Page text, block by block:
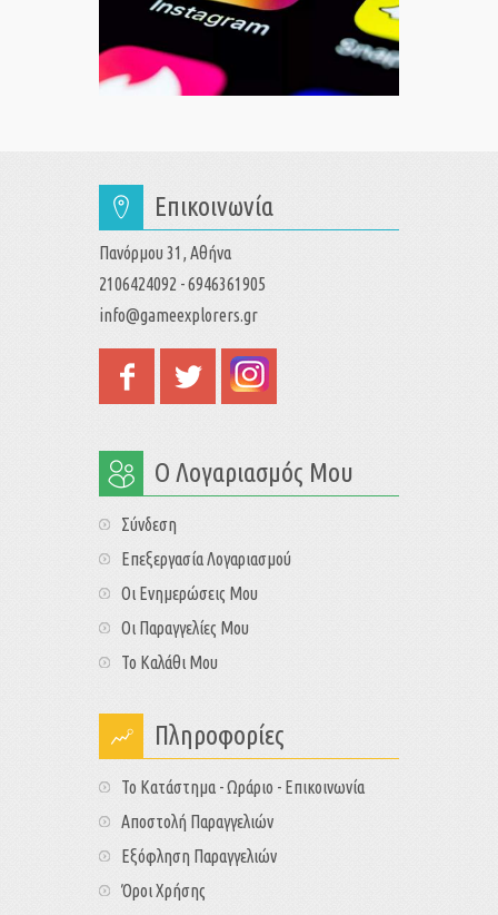
Επικοινωνία
Πανόρμου 31, Αθήνα
2106424092 - 6946361905
info@gameexplorers.gr
Ο Λογαριασμός Μου
Σύνδεση
Επεξεργασία Λογαριασμού
Οι Ενημερώσεις Μου
Οι Παραγγελίες Μου
Το Καλάθι Μου
Πληροφορίες
Το Κατάστημα - Ωράριο - Επικοινωνία
Αποστολή Παραγγελιών
Εξόφληση Παραγγελιών
Όροι Χρήσης